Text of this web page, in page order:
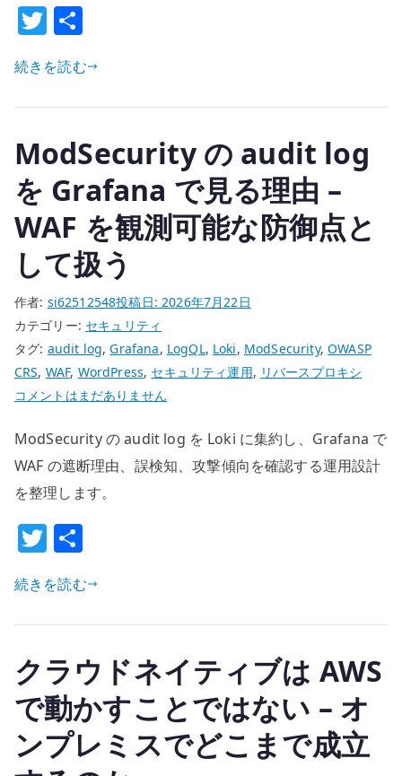
の
番
す
る
へ
の
を
入
れ
べ
か
検
索
と
カ
デ
テ
ィ
境
界
へ
T
w
it
te
続きを読む
ModSecurity の audit log
を Grafana で見る理由 –
WAF を観測可能な防御点と
して扱う
作者: si62512548投稿日:2026年7月22日
カテゴリー: セキュリティ
タグ: audit log,Grafana, LogQL, Loki, ModSecurity,OWASP
CRS, WAF, WordPress, セキュリティ運用, リバースプロキシ
ModSecurity
audit
log
を
で
見
る
由
WAF
を
観
測
コメントはまだありません
ModSecurity の audit log を Loki に集約し、Grafana で
WAF の遮断理由、誤検知、攻撃傾向を確認する運用設計
を整理します。
T
w
it
te
r
続きを読む
クラウドネイティブは AWS
で動かすことではない – オ
ンプレミスでどこまで成立